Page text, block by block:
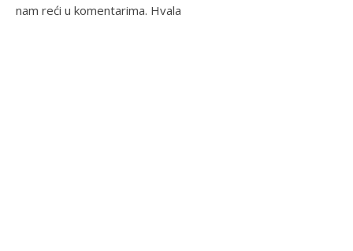
nam reći u komentarima. Hvala